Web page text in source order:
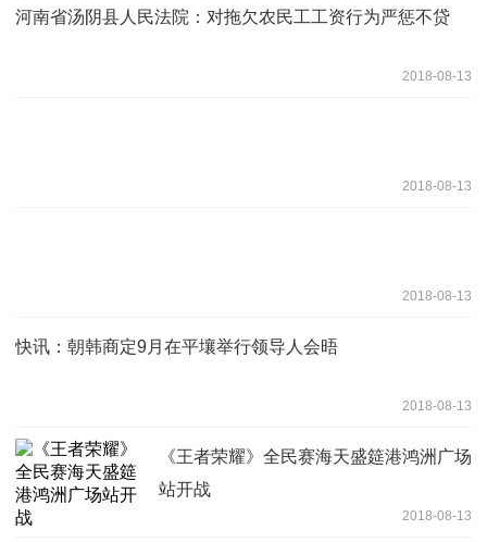
河南省汤阴县人民法院：对拖欠农民工工资行为严惩不贷
2018-08-13
2018-08-13
2018-08-13
快讯：朝韩商定9月在平壤举行领导人会晤
2018-08-13
《王者荣耀》全民赛海天盛筵港鸿洲广场
站开战
2018-08-13